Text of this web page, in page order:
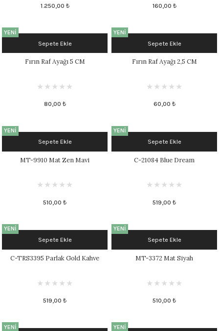
1.250,00 ₺ 160,00 ₺
YENİ
Sepete Ekle
Fırın Raf Ayağı 5 CM
80,00 ₺
YENİ
Sepete Ekle
Fırın Raf Ayağı 2,5 CM
60,00 ₺
YENİ
Sepete Ekle
MT-9910 Mat Zen Mavi
510,00 ₺
YENİ
Sepete Ekle
C-21084 Blue Dream
519,00 ₺
YENİ
Sepete Ekle
C-TRS3395 Parlak Gold Kahve
519,00 ₺
YENİ
Sepete Ekle
MT-3372 Mat Siyah
510,00 ₺
YENİ YENİ